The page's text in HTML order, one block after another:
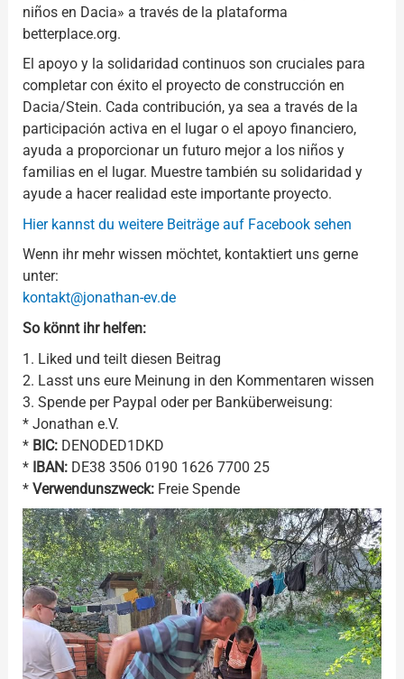
niños en Dacia» a través de la plataforma
betterplace.org.
El apoyo y la solidaridad continuos son cruciales para
completar con éxito el proyecto de construcción en
Dacia/Stein. Cada contribución, ya sea a través de la
participación activa en el lugar o el apoyo financiero,
ayuda a proporcionar un futuro mejor a los niños y
familias en el lugar. Muestre también su solidaridad y
ayude a hacer realidad este importante proyecto.
Hier kannst du weitere Beiträge auf Facebook sehen
Wenn ihr mehr wissen möchtet, kontaktiert uns gerne
unter:
kontakt@jonathan-ev.de
So könnt ihr helfen:
1. Liked und teilt diesen Beitrag
2. Lasst uns eure Meinung in den Kommentaren wissen
3. Spende per Paypal oder per Banküberweisung:
* Jonathan e.V.
* BIC:DENODED1DKD
* IBAN:DE38 3506 0190 1626 7700 25
* Verwendunszweck:Freie Spende